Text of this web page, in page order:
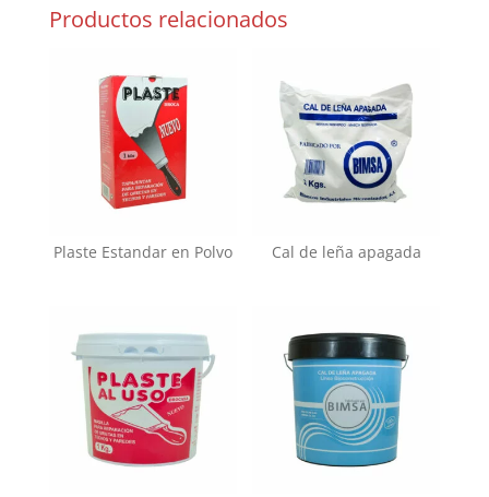
Productos relacionados
Plaste Estandar en Polvo Cal de leña apagada